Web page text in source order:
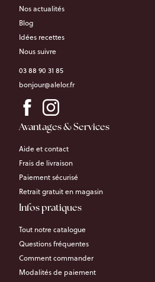
Nos actualités
Blog
Idées recettes
Nous suivre
03 88 90 31 85
bonjour@alelor.fr
Avantages & Services
Aide et contact
Frais de livraison
Paiement sécurisé
Retrait gratuit en magasin
Infos pratiques
Tout notre catalogue
Questions fréquentes
Comment commander
Modalités de paiement